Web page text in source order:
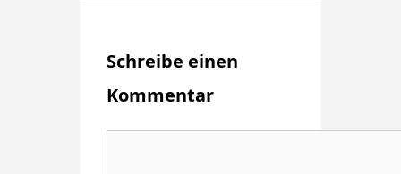
Schreibe einen
Kommentar